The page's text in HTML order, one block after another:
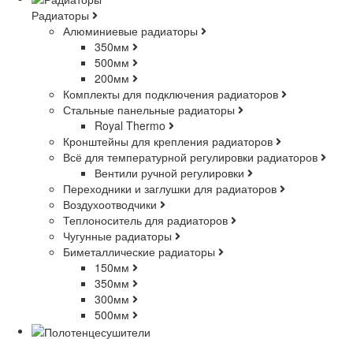
Радиаторы
Алюминиевые радиаторы
350мм
500мм
200мм
Комплекты для подключения радиаторов
Стальные панельные радиаторы
Royal Thermo
Кронштейны для крепления радиаторов
Всё для температурной регулировки радиаторов
Вентили ручной регулировки
Переходники и заглушки для радиаторов
Воздухоотводчики
Теплоноситель для радиаторов
Чугунные радиаторы
Биметаллические радиаторы
150мм
350мм
300мм
500мм